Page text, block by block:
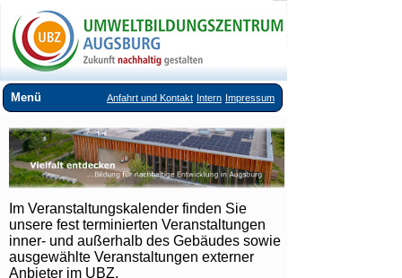
Anfahrt und Kontakt Intern Impressum
Menü
Über uns
Veranstaltungsangebote
Ausstellungen im UBZ
Vermietung Seminarräume
Downloads
Im Veranstaltungskalender finden Sie
unsere fest terminierten Veranstaltungen
inner- und außerhalb des Gebäudes sowie
ausgewählte Veranstaltungen externer
Anbieter im UBZ.